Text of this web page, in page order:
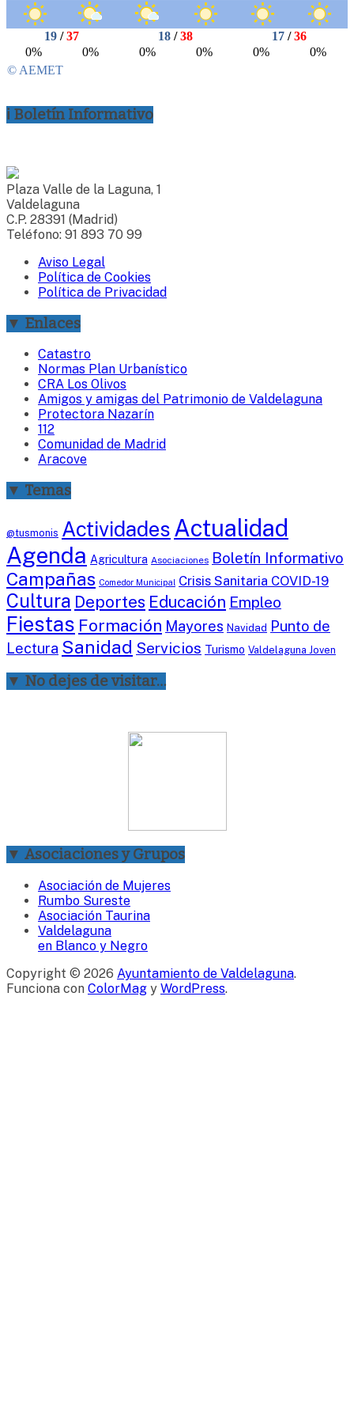
ℹ Boletín Informativo
Plaza Valle de la Laguna, 1
Valdelaguna
C.P. 28391 (Madrid)
Teléfono: 91 893 70 99
Aviso Legal
Política de Cookies
Política de Privacidad
▼ Enlaces
Catastro
Normas Plan Urbanístico
CRA Los Olivos
Amigos y amigas del Patrimonio de Valdelaguna
Protectora Nazarín
112
Comunidad de Madrid
Aracove
▼ Temas
@tusmonis ActividadesActualidad
Agenda Agricultura Asociaciones Boletín Informativo
Campañas Comedor Municipal Crisis Sanitaria COVID-19
Cultura Deportes Educación Empleo
Fiestas Formación Mayores Navidad Punto de
Lectura Sanidad Servicios Turismo Valdelaguna Joven
▼ No dejes de visitar…
▼ Asociaciones y Grupos
Asociación de Mujeres
Rumbo Sureste
Asociación Taurina
Valdelaguna
en Blanco y Negro
Copyright © 2026 Ayuntamiento de Valdelaguna.
Funciona con ColorMag y WordPress.